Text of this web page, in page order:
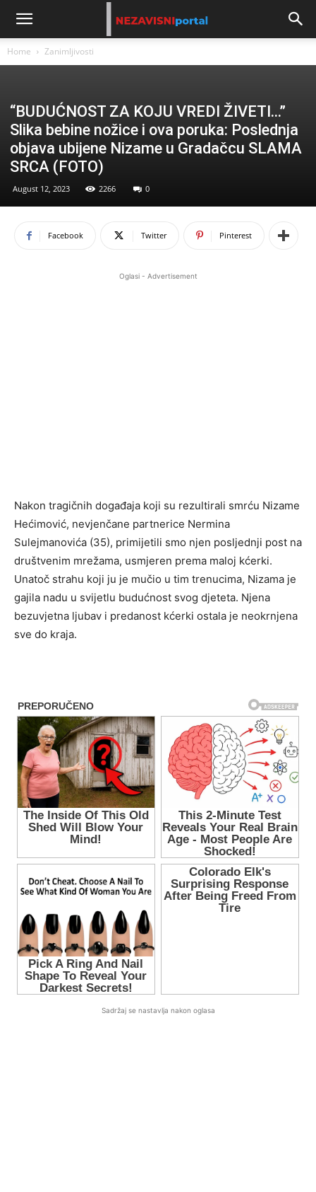
Home Zanimljivosti
“BUDUĆNOST ZA KOJU VREDI ŽIVETI…”
Slika bebine nožice i ova poruka: Poslednja
objava ubijene Nizame u Gradačcu SLAMA
SRCA (FOTO)
August 12, 2023 2266 0
Facebook Twitter Pinterest
Oglasi - Advertisement
Nakon tragičnih događaja koji su rezultirali smrću Nizame
Hećimović, nevjenčane partnerice Nermina
Sulejmanovića (35), primijetili smo njen posljednji post na
društvenim mrežama, usmjeren prema maloj kćerki.
Unatoč strahu koji ju je mučio u tim trenucima, Nizama je
gajila nadu u svijetlu budućnost svog djeteta. Njena
bezuvjetna ljubav i predanost kćerki ostala je neokrnjena
sve do kraja.
Sadržaj se nastavlja nakon oglasa